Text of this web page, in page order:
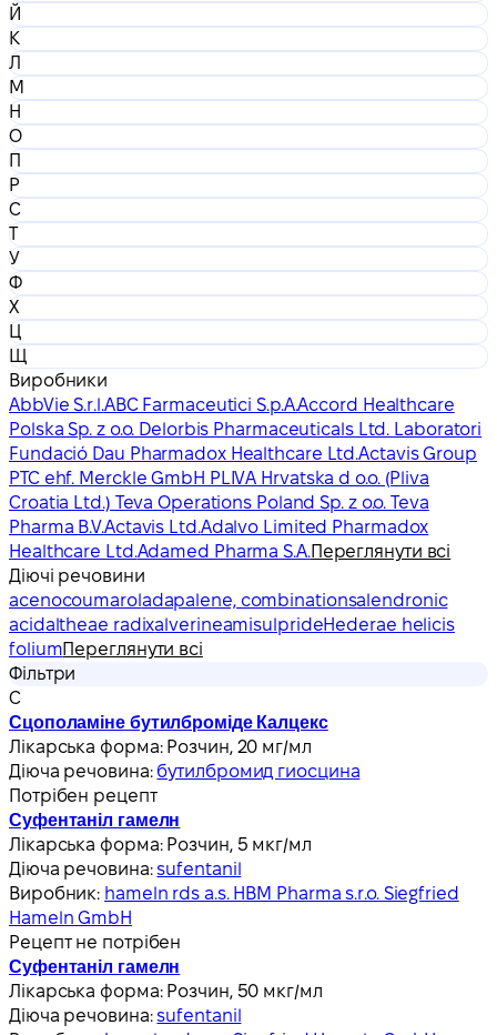
Й
К
Л
М
Н
О
П
Р
С
Т
У
Ф
Х
Ц
Щ
Виробники
AbbVie S.r.l.ABC Farmaceutici S.p.A.Accord Healthcare
Polska Sp. z o.o. Delorbis Pharmaceuticals Ltd. Laboratori
Fundació Dau Pharmadox Healthcare Ltd.Actavis Group
PTC ehf. Merckle GmbH PLIVA Hrvatska d o.o. (Pliva
Croatia Ltd.) Teva Operations Poland Sp. z o.o. Teva
Pharma B.V.Actavis Ltd.Adalvo Limited Pharmadox
Healthcare Ltd.Adamed Pharma S.A.Переглянути всі
Діючі речовини
acenocoumaroladapalene, combinationsalendronic
acidaltheae radixalverineamisulprideHederae helicis
foliumПереглянути всі
Фільтри
С
Сцополаміне бутилброміде Калцекс
Лікарська форма: Розчин, 20 мг/мл
Діюча речовина: бутилбромид гиосцина
Потрібен рецепт
Суфентаніл гамелн
Лікарська форма: Розчин, 5 мкг/мл
Діюча речовина:sufentanil
Виробник: hameln rds a.s. HBM Pharma s.r.o. Siegfried
Hameln GmbH
Рецепт не потрібен
Суфентаніл гамелн
Лікарська форма: Розчин, 50 мкг/мл
Діюча речовина:sufentanil